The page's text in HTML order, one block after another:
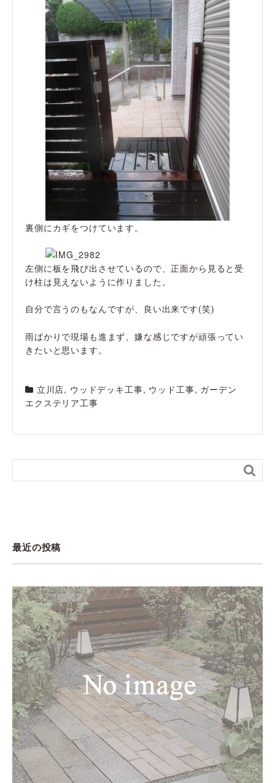
裏側にカギをつけています。
左側に板を飛び出させているので、正面から見ると受
け柱は見えないように作りました。
自分で言うのもなんですが、良い出来です(笑)
雨ばかりで現場も進まず、嫌な感じですが頑張ってい
きたいと思います。
立川店, ウッドデッキ工事, ウッド工事, ガーデン
エクステリア工事

最近の投稿